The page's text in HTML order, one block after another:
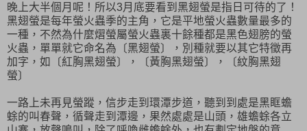
晚上大半個月呢！所以3月底要看到黑翅螢是指日可待的了！
黑翅螢是每年螢火蟲季的主角，它是平地螢火蟲數量最多的
一種，不然為什麼熠螢屬螢火蟲裏十餘種都是黑色翅膀的螢
火蟲，單單就它命名為〔黑翅螢〕，別種就要以其它特徵再
加字，如〔紅胸黑翅螢〕，〔黃胸黑翅螢〕，〔紋胸黑翅
螢〕
一路上未再見螢蹤，信步走到環潭步道，聽到到處是黑眶蟾
蜍的叫春聲，循聲走到潭邊，果然處處是山頭，雄蟾蜍各立